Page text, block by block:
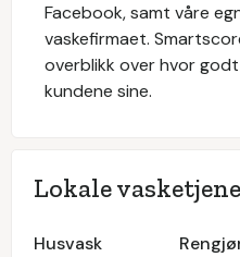
Facebook, samt våre
vaskefirmaet.
overblikk over hvor
kundene sine.
Lokale
Husvask